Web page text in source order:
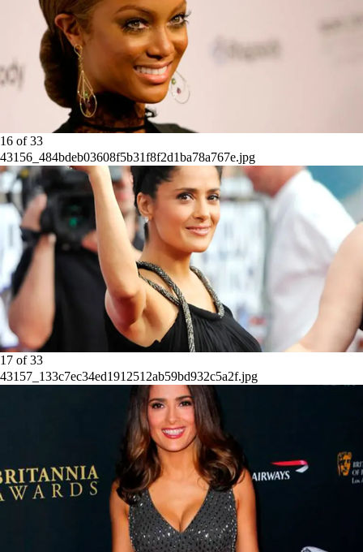
16 of33
43156_484bdeb03608f5b31f8f2d1ba78a767e.jpg
17 of33
43157_133c7ec34ed1912512ab59bd932c5a2f.jpg